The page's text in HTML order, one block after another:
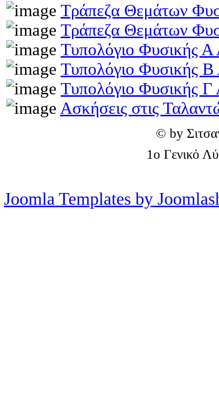
Τράπεζα Θεμάτων
Τράπεζα Θεμάτων
Τυπολόγιο Φυσικής Α
Τυπολόγιο Φυσικής Β
Τυπολόγιο Φυσικής Γ
Ασκήσεις στις
© by
1o Γενικό
Joomla Templates by